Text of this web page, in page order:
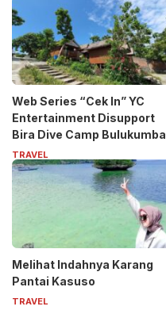
Web Series “Cek In” YC
Entertainment Disupport
Bira Dive Camp Bulukumba
TRAVEL
Melihat Indahnya Karang
Pantai Kasuso
TRAVEL